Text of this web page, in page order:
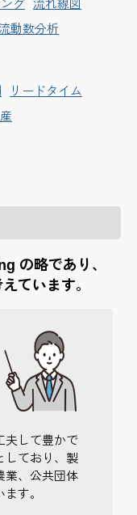
グ 流れ線図
動数分析
リードタイム
の略であり、
ています。
夫して豊かで
しており、製
業、公共団体
す。